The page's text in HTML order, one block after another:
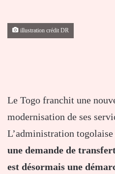
illustration crédit DR
Le Togo franchit une
modernisation de ses
L’administration togolaise
une demande de
est désormais une